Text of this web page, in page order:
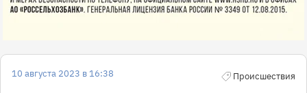
10 августа 2023 в 16:38 Происшествия